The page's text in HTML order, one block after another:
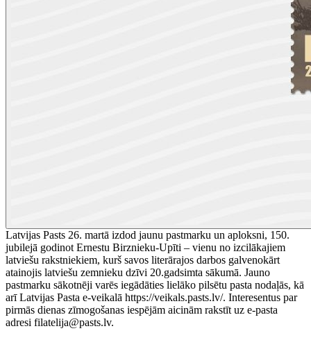
Latvijas Pasts 26. martā izdod jaunu pastmarku un aploksni, 150.
jubilejā godinot Ernestu Birznieku-Upīti – vienu no izcilākajiem
latviešu rakstniekiem, kurš savos literārajos darbos galvenokārt
atainojis latviešu zemnieku dzīvi 20.gadsimta sākumā. Jauno
pastmarku sākotnēji varēs iegādāties lielāko pilsētu pasta nodaļās, kā
arī Latvijas Pasta e-veikalā https://veikals.pasts.lv/. Interesentus par
pirmās dienas zīmogošanas iespējām aicinām rakstīt uz e-pasta
adresi filatelija@pasts.lv.